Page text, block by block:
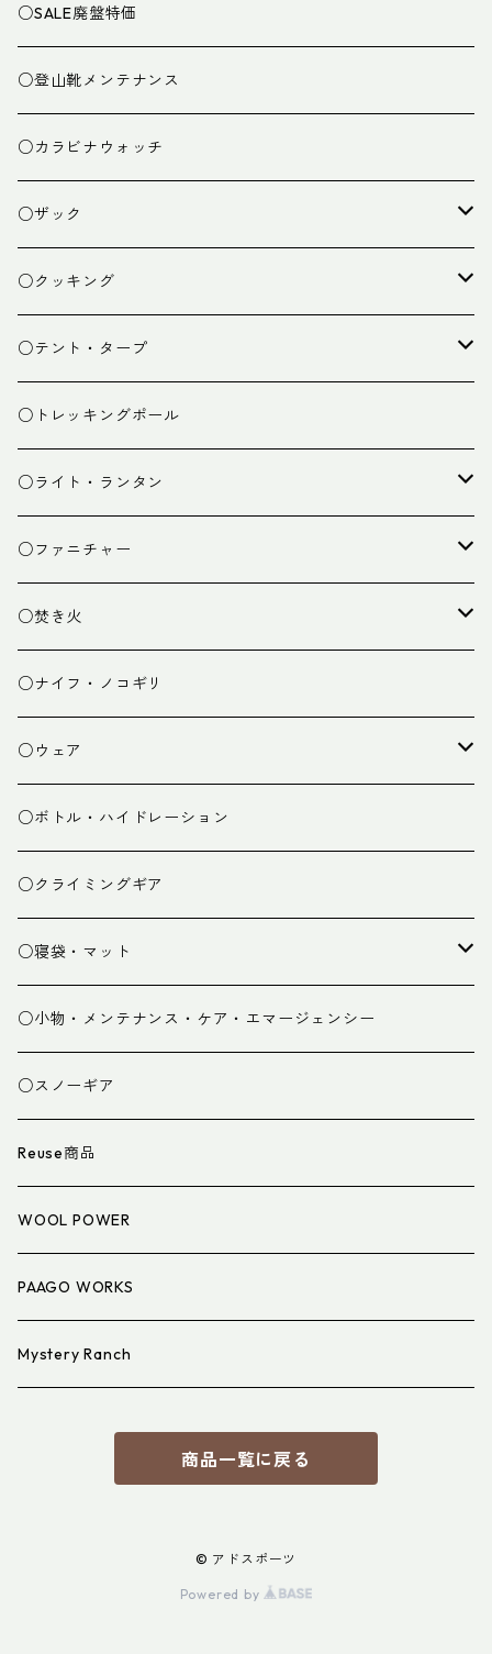
○SALE廃盤特価
○登山靴メンテナンス
○カラビナウォッチ
○ザック
ザック
スタッフバッグ
ザック小物
○クッキング
クッカー
バーナー
カトラリー
クッキング小物
○テント・タープ
テント
タープ
ペグ・ハンマー・小物
○トレッキングポール
○ライト・ランタン
ライト
ランタン
○ファニチャー
テーブル
チェア
○焚き火
焚き火台
焚き火小物
○ナイフ・ノコギリ
○ウェア
ミドルレイヤー
ベースレイヤー
パンツ
グローブ
スパッツ・ゲイター
衣類小物
アイウェア
○ボトル・ハイドレーション
○クライミングギア
○寝袋・マット
寝袋
マット
寝具小物
○小物・メンテナンス・ケア・エマージェンシー
○スノーギア
Reuse商品
WOOL POWER
PAAGO WORKS
Mystery Ranch
商品一覧に戻る
© アドスポーツ
Powered by